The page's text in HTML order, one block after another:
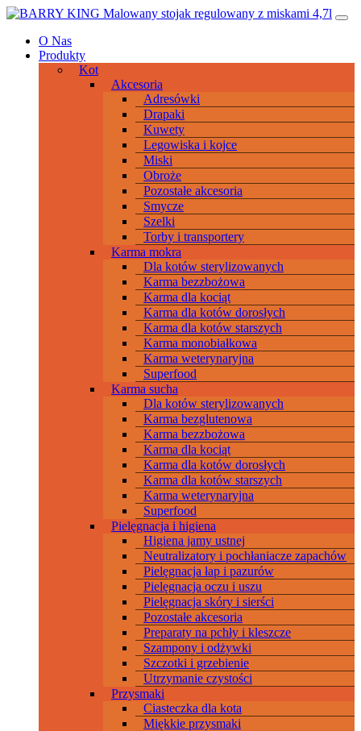
Przeskocz
treści
Main
Navigation
O Nas
Produkty
Kot
Akcesoria
Adresówki
Drapaki
Kuwety
Legowiska i kojce
Miski
Obroże
Pozostałe akcesoria
Smycze
Szelki
Torby i transportery
Karma mokra
Dla kotów sterylizowanych
Karma bezzbożowa
Karma dla kociąt
Karma dla kotów dorosłych
Karma dla kotów starszych
Karma monobiałkowa
Karma weterynaryjna
Superfood
Karma sucha
Dla kotów sterylizowanych
Karma bezglutenowa
Karma bezzbożowa
Karma dla kociąt
Karma dla kotów dorosłych
Karma dla kotów starszych
Karma weterynaryjna
Superfood
Pielęgnacja i higiena
Higiena jamy ustnej
Neutralizatory i pochłaniacze zapachów
Pielęgnacja łap i pazurów
Pielęgnacja oczu i uszu
Pielęgnacja skóry i sierści
Pozostałe akcesoria
Preparaty na pchły i kleszcze
Szampony i odżywki
Szczotki i grzebienie
Utrzymanie czystości
Przysmaki
Ciasteczka dla kota
Miękkie przysmaki